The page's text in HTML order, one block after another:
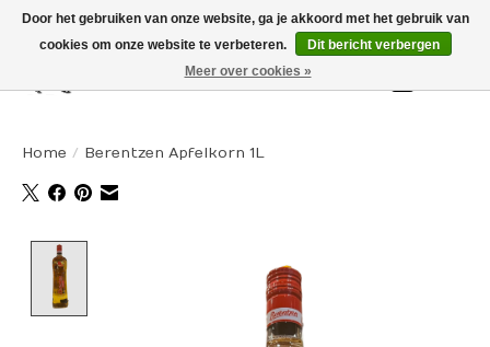
Home / Berentzen Apfelkorn 1L
Door het gebruiken van onze website, ga je akkoord met het gebruik van
cookies om onze website te verbeteren.
Dit bericht verbergen
Meer over cookies »